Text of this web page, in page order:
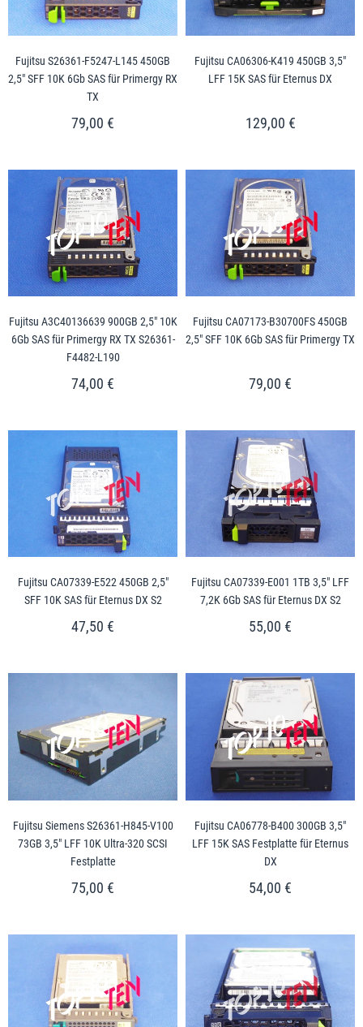
Fujitsu S26361-F5247-L145 450GB
2,5" SFF 10K 6Gb SAS für Primergy RX
TX
79,00 €
Fujitsu CA06306-K419 450GB 3,5"
LFF 15K SAS für Eternus DX
129,00 €
Fujitsu A3C40136639 900GB 2,5" 10K
6Gb SAS für Primergy RX TX S26361-
F4482-L190
74,00 €
Fujitsu CA07173-B30700FS 450GB
2,5" SFF 10K 6Gb SAS für Primergy TX
79,00 €
Fujitsu CA07339-E522 450GB 2,5"
SFF 10K SAS für Eternus DX S2
47,50 €
Fujitsu CA07339-E001 1TB 3,5" LFF
7,2K 6Gb SAS für Eternus DX S2
55,00 €
Fujitsu Siemens S26361-H845-V100
73GB 3,5" LFF 10K Ultra-320 SCSI
Festplatte
75,00 €
Fujitsu CA06778-B400 300GB 3,5"
LFF 15K SAS Festplatte für Eternus
DX
54,00 €